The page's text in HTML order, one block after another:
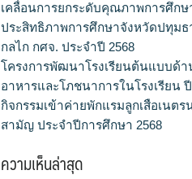
เคลื่อนการยกระดับคุณภาพการศึกษ
ประสิทธิภาพการศึกษาจังหวัดปทุม
กลไก กศจ. ประจำปี 2568
โครงการพัฒนาโรงเรียนต้นแบบด้า
อาหารและโภชนาการในโรงเรียน
กิจกรรมเข้าค่ายพักแรมลูกเสือเนตร
สามัญ ประจำปีการศึกษา 2568
ความเห็นล่าสุด